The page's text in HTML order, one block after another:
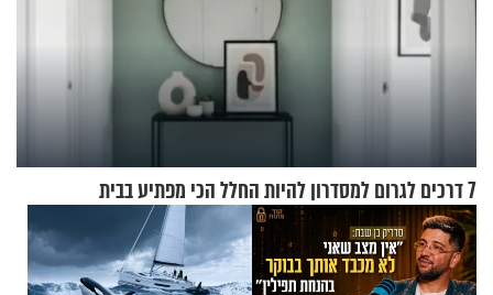
7 דרכים לגרום למסדרון להיות החלל הכי מפתיע בבית